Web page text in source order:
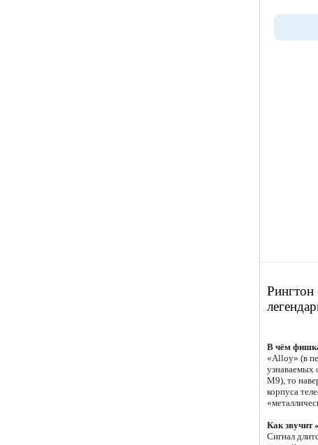
Рингтон
В чём
«Alloy» (в
узнаваемых
M9), то
корпуса
Как звучит
Сигнал